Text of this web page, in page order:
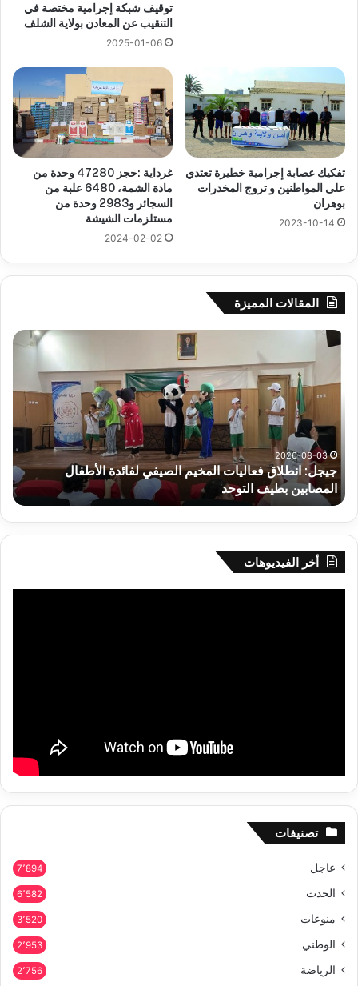
توقيف شبكة إجرامية مختصة في
التنقيب عن المعادن بولاية الشلف
2025-01-06
تفكيك عصابة إجرامية خطيرة تعتدي
على المواطنين و تروج المخدرات
بوهران
2023-10-14
غرداية :حجز 47280 وحدة من
مادة الشمة، 6480 علبة من
السجائر و2983 وحدة من
مستلزمات الشيشة
2024-02-02
المقالات المميزة
جيجل:
المخيم
لفائدة
الأطفال
المصابين
بطيف
التوحد
2026-08-03
جيجل: انطلاق فعاليات المخيم الصيفي لفائدة الأطفال
المصابين بطيف التوحد
أخر الفيديوهات
تصنيفات
عاجل 7٬894
الحدث 6٬582
منوعات 3٬520
الوطني 2٬953
الرياضة 2٬756